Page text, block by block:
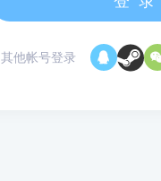
其他帐号登录 